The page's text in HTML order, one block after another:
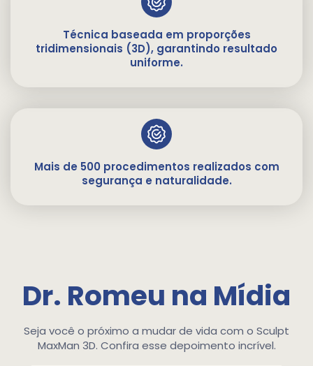
Técnica baseada em proporções
tridimensionais (3D), garantindo resultado
uniforme.
Mais de 500 procedimentos realizados com
segurança e naturalidade.
Dr. Romeu na Mídia
Seja você o próximo a mudar de vida com o Sculpt
MaxMan 3D. Confira esse depoimento incrível.